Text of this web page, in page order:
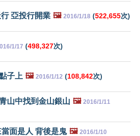
亞投行開業 🖼️ 2016/1/18 (522,655次)
1/17 (498,327次)
子上 🖼️ 2016/1/12 (108,842次)
山中找到金山銀山 🖼️ 2016/1/11
面是人 背後是鬼 🖼️ 2016/1/10